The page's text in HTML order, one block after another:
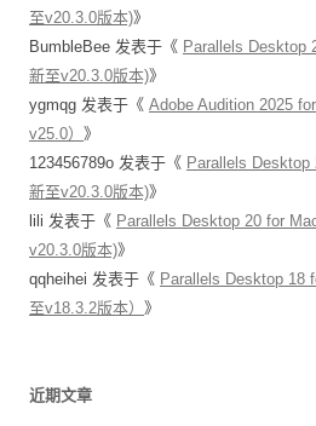
至v20.3.0版本)》
BumbleBee 发表于《 Parallels Desktop
新至v20.3.0版本)》
ygmqg 发表于《 Adobe Audition 2025
v25.0） 》
123456789o 发表于《 Parallels
新至v20.3.0版本)》
lili 发表于《 Parallels Desktop 20 for
v20.3.0版本)》
qqheihei 发表于《 Parallels Desktop 18
至v18.3.2版本） 》
近期文章